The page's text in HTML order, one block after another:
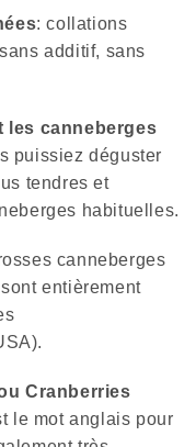
: collations
additif, sans
les canneberges
puissiez déguster
tendres et
habituelles.
canneberges
entièrement
Cranberries
le mot anglais pour